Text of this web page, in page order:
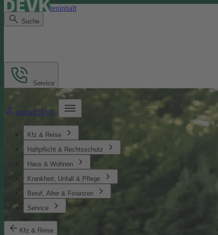
Direkt zum Seiteninhalt
Suche
meineDEVK
Kfz & Reise
Haftpflicht & Rechtsschutz
Haus & Wohnen
Krankheit, Unfall & Pflege
Beruf, Alter & Finanzen
Service
Kfz & Reise
Service